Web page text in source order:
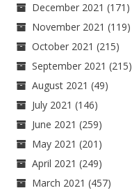
December 2021 (171)
November 2021 (119)
October 2021 (215)
September 2021 (215)
August 2021 (49)
July 2021 (146)
June 2021 (259)
May 2021 (201)
April 2021 (249)
March 2021 (457)